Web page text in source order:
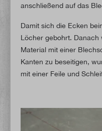
anschließend auf das
Damit sich die Ecken
Löcher gebohrt. Danach
Material mit einer
Kanten zu beseitigen,
mit einer Feile und